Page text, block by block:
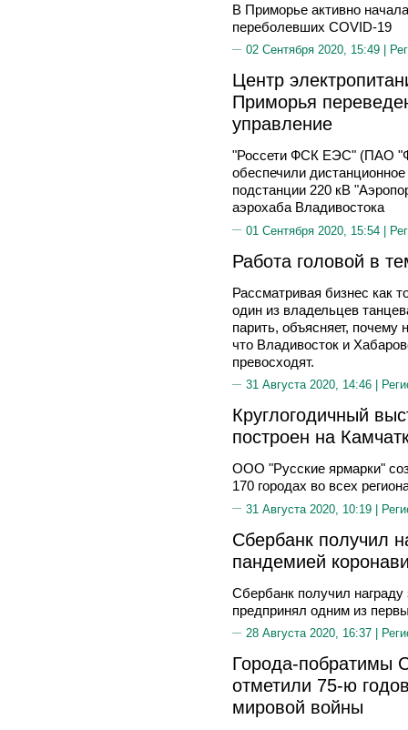
В Приморье активно
переболевших COVID-19
02 Сентября 2020, 15:49 |
Центр
Приморья
управление
"Россети ФСК ЕЭС" (ПАО
обеспечили
подстанции 220 кВ
аэрохаба Владивостока
01 Сентября 2020, 15:54 |
Работа головой в
Рассматривая бизнес как
один из владельцев
парить, объясняет, почему
что Владивосток и
превосходят.
31 Августа 2020, 14:46 |
Круглогодичный
построен на
ООО "Русские ярмарки"
170 городах во всех
31 Августа 2020, 10:19 |
Сбербанк получил
пандемией
Сбербанк получил
предпринял одним из
28 Августа 2020, 16:37 |
Города-побратимы
отметили 75-ю
мировой войны